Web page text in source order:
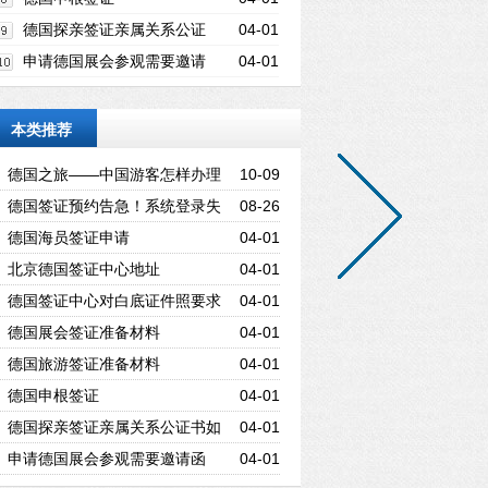
04-01
德国探亲签证亲属关系公证
如何提供？ 04-01
申请德国展会参观需要邀请
吗？
本类推荐
10-09
德国之旅——中国游客怎样办理
德国旅游签证？ 08-26
德国签证预约告急！系统登录失
败/名额秒光终极解决方案 04-01
德国海员签证申请
04-01
北京德国签证中心地址
04-01
德国签证中心对白底证件照要求
04-01
德国展会签证准备材料
04-01
德国旅游签证准备材料
04-01
德国申根签证
04-01
德国探亲签证亲属关系公证书如
何提供？ 04-01
申请德国展会参观需要邀请函